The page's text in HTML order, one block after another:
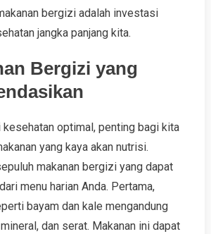
bergizi adalah investasi
jangka panjang kita.
Bergizi yang
kesehatan optimal, penting bagi kita
yang kaya akan nutrisi.
makanan bergizi yang dapat
menu harian Anda. Pertama,
bayam dan kale mengandung
dan serat. Makanan ini dapat